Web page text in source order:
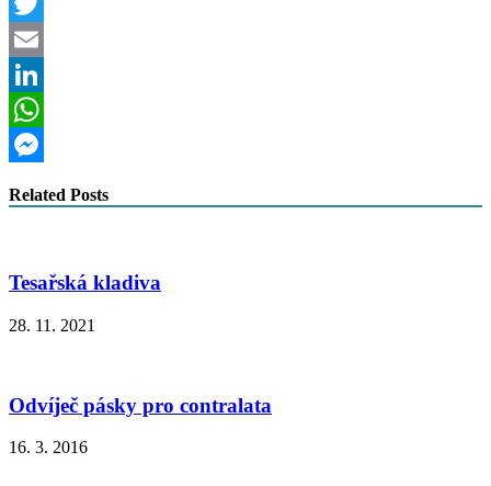
Twitter
Email
LinkedIn
WhatsApp
Related Posts
Tesařská kladiva
28. 11. 2021
Odvíječ pásky pro contralata
16. 3. 2016